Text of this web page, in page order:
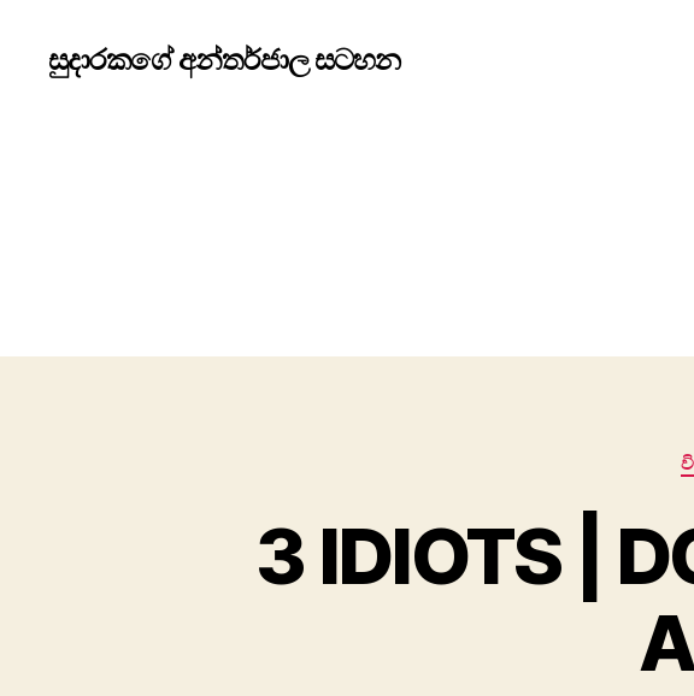
සුදාරකගේ අන්තර්ජාල සටහන
3 IDIOTS |